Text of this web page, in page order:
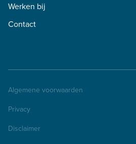
Werken bij
Contact
Algemene voorwaarden
Privacy
Disclaimer